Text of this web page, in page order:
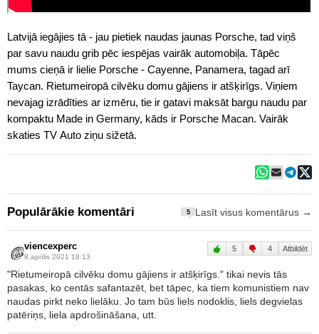
Latvijā iegājies tā - jau pietiek naudas jaunas Porsche, tad viņš
par savu naudu grib pēc iespējas vairāk automobiļa. Tāpēc
mums cieņā ir lielie Porsche - Cayenne, Panamera, tagad arī
Taycan. Rietumeiropā cilvēku domu gājiens ir atšķirīgs. Viņiem
nevajag izrādīties ar izmēru, tie ir gatavi maksāt bargu naudu par
kompaktu Made in Germany, kāds ir Porsche Macan. Vairāk
skaties TV Auto ziņu sižetā.
Populārākie komentāri 5 Lasīt visus komentārus →
viencexperc
8.aprīlis 2021 18:13
5 4 Atbildēt
"Rietumeiropā cilvēku domu gājiens ir atšķirīgs." tikai nevis tās
pasakas, ko centās safantazēt, bet tāpec, ka tiem komunistiem nav
naudas pirkt neko lielāku. Jo tam būs liels nodoklis, liels degvielas
patēriņs, liela apdrošināšana, utt.